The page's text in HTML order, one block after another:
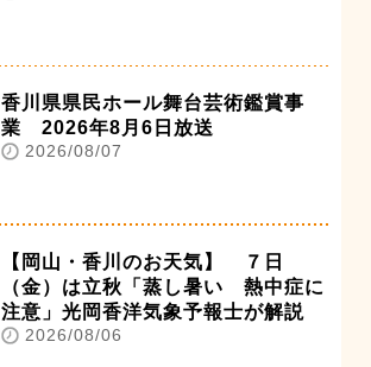
香川県県民ホール舞台芸術鑑賞事
業 2026年8月6日放送
2026/08/07
【岡山・香川のお天気】 ７日
（金）は立秋「蒸し暑い 熱中症に
注意」光岡香洋気象予報士が解説
2026/08/06